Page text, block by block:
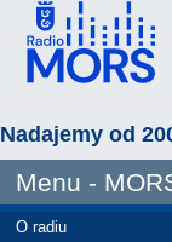
Nadajemy od
Menu -
O radiu